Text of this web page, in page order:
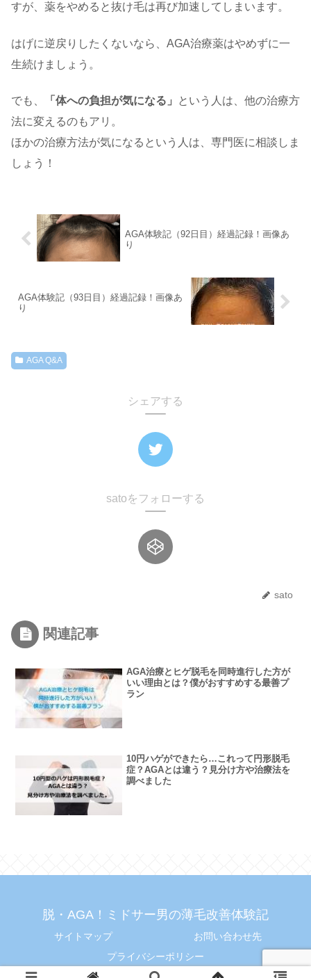
すが、薬をやめると抜け毛は再び加速してしまいます。
はげに逆戻りしたくないなら、AGA治療薬はやめずに一
生続けましょう。
でも、 「体への負担が気になる」
という人は、他の治療方
法に変えるのもアリ。
ほかの治療方法が気になるという人は、専門医に相談しま
しょう！
AGA体験記（92日目）経過記録！画像あ
り
AGA体験記（93日目）経過記録！画像あ
り
AGA Q&A
シェアする
satoをフォローする
sato
関連記事
AGA治療とヒゲ脱毛を同時進行した方が
いい理由とは？僕がおすすめする最善プ
ラン
10円ハゲができたら…これって円形脱毛
症？AGAとは違う？見分け方や治療法を
調べました
脱・AGA！ミドサー男の薄毛改善体験記
サイトマップ
お問い合わせ先
プライバシーポリシー